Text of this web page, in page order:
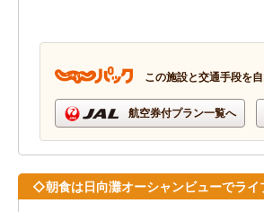
この施設と交通手段を
航空券付プラン一覧へ
◇朝食は日向灘オーシャンビューでラ